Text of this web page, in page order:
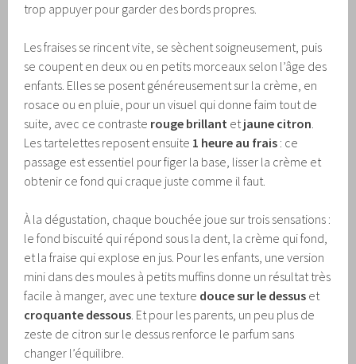
trop appuyer pour garder des bords propres.
Les fraises se rincent vite, se sèchent soigneusement, puis
se coupent en deux ou en petits morceaux selon l’âge des
enfants. Elles se posent généreusement sur la crème, en
rosace ou en pluie, pour un visuel qui donne faim tout de
suite, avec ce contraste rouge brillant etjaune citron.
Les tartelettes reposent ensuite 1 heure au frais : ce
passage est essentiel pour figer la base, lisser la crème et
obtenir ce fond qui craque juste comme il faut.
À la dégustation, chaque bouchée joue sur trois sensations :
le fond biscuité qui répond sous la dent, la crème qui fond,
et la fraise qui explose en jus. Pour les enfants, une version
mini dans des moules à petits muffins donne un résultat très
facile à manger, avec une texture douce sur le dessus et
croquante dessous. Et pour les parents, un peu plus de
zeste de citron sur le dessus renforce le parfum sans
changer l’équilibre.